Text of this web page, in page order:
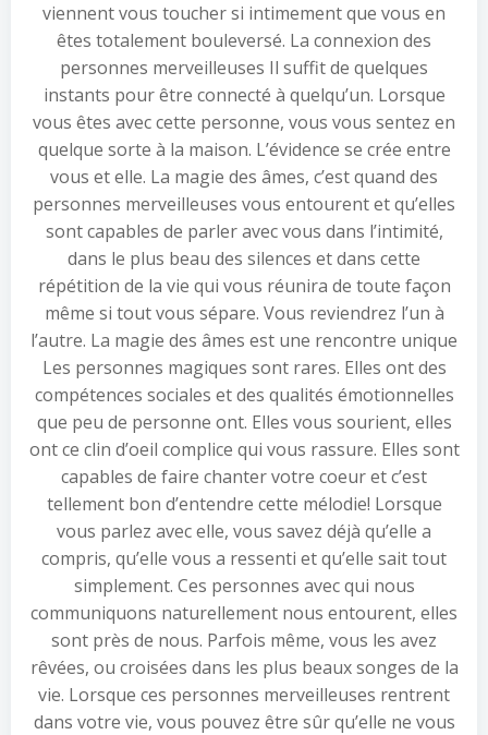
viennent vous toucher si intimement que vous en
êtes totalement bouleversé. La connexion des
personnes merveilleuses Il suffit de quelques
instants pour être connecté à quelqu’un. Lorsque
vous êtes avec cette personne, vous vous sentez en
quelque sorte à la maison. L’évidence se crée entre
vous et elle. La magie des âmes, c’est quand des
personnes merveilleuses vous entourent et qu’elles
sont capables de parler avec vous dans l’intimité,
dans le plus beau des silences et dans cette
répétition de la vie qui vous réunira de toute façon
même si tout vous sépare. Vous reviendrez l’un à
l’autre. La magie des âmes est une rencontre unique
Les personnes magiques sont rares. Elles ont des
compétences sociales et des qualités émotionnelles
que peu de personne ont. Elles vous sourient, elles
ont ce clin d’oeil complice qui vous rassure. Elles sont
capables de faire chanter votre coeur et c’est
tellement bon d’entendre cette mélodie! Lorsque
vous parlez avec elle, vous savez déjà qu’elle a
compris, qu’elle vous a ressenti et qu’elle sait tout
simplement. Ces personnes avec qui nous
communiquons naturellement nous entourent, elles
sont près de nous. Parfois même, vous les avez
rêvées, ou croisées dans les plus beaux songes de la
vie. Lorsque ces personnes merveilleuses rentrent
dans votre vie, vous pouvez être sûr qu’elle ne vous